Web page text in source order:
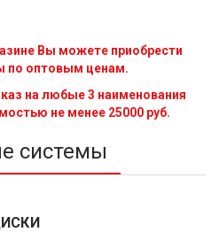
Вы можете приобрести
по оптовым ценам.
на любые 3 наименования
не менее 25000 руб.
системы